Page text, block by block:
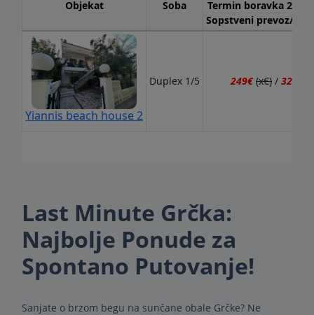
Last Minute Grčka:
Najbolje Ponude za
Spontano Putovanje!
Sanjate o brzom begu na sunčane obale Grčke? Ne